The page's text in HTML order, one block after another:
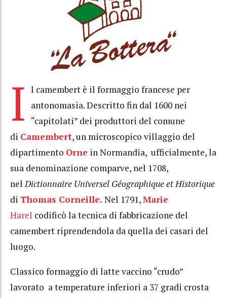
I l camembert è il formaggio francese per
antonomasia. Descritto fin dal 1600 nei
“capitolati” dei produttori del comune
di Camembert, un microscopico villaggio del
dipartimento Orne in Normandia, ufficialmente, la
sua denominazione comparve, nel 1708,
nelDictionnaire Universel Géographique et Historique
di Thomas Corneille. Nel 1791,Marie
Harel codificò la tecnica di fabbricazione del
camembert riprendendola da quella dei casari del
luogo.
Classico formaggio di latte vaccino “crudo”
lavorato a temperature inferiori a 37 gradi crosta